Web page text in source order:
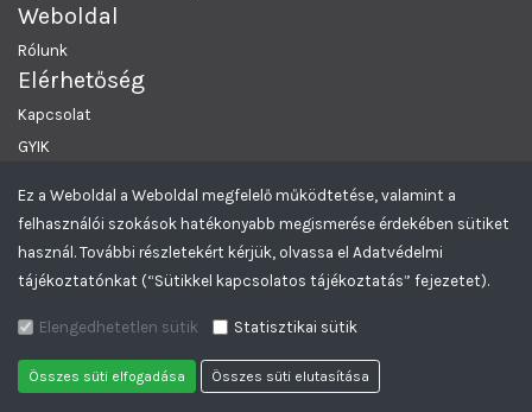
Weboldal
Rólunk
Elérhetőség
Kapcsolat
GYIK
MRKL Budapest© 2026 Minden Jog Fenntartva.
Greencomp Aukciós rendszer
© 2026
MR Közösségi Lakásalap Közhasznú NKFT.
Ez a Weboldal a Weboldal megfelelő működtetése, valamint a
felhasználói szokások hatékonyabb megismerése érdekében sütiket
használ. További részletekért kérjük, olvassa el Adatvédelmi
tájékoztatónkat (“Sütikkel kapcsolatos tájékoztatás” fejezetet).
Elengedhetetlen sütik Statisztikai sütik
Összes süti elfogadása Összes süti elutasítása